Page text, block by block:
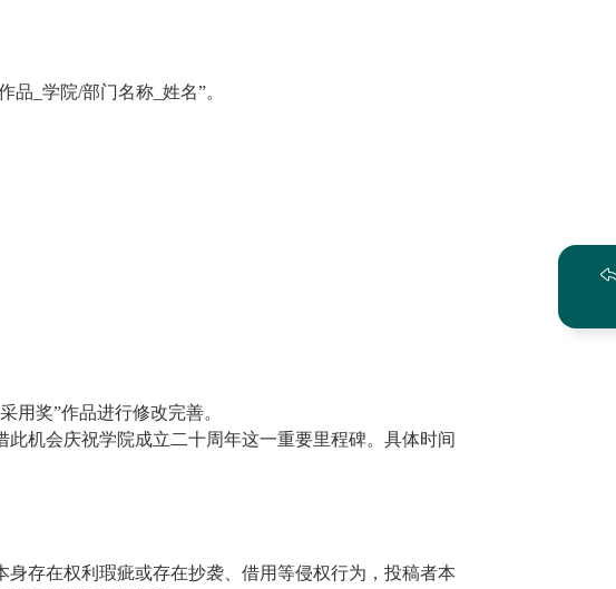
品_学院/部门名称_姓名”。
采用奖”作品进行修改完善。
此机会庆祝学院成立二十周年这一重要里程碑。具体时间
存在权利瑕疵或存在抄袭、借用等侵权行为，投稿者本